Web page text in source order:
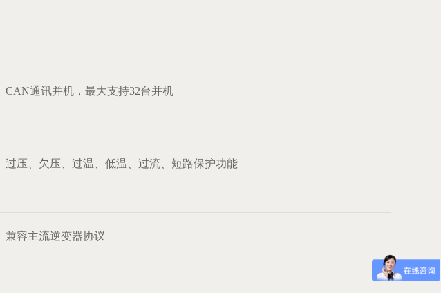
CAN通讯并机，最大支持32台并机
过压、欠压、过温、低温、过流、短路保护功能
兼容主流逆变器协议